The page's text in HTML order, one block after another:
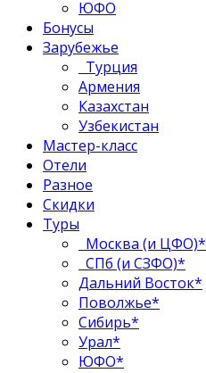
ЮФО
Бонусы
Зарубежье
Турция
Армения
Казахстан
Узбекистан
Мастер-класс
Отели
Разное
Скидки
Туры
Москва (и ЦФО)*
СПб (и СЗФО)*
Дальний Восток*
Поволжье*
Сибирь*
Урал*
ЮФО*